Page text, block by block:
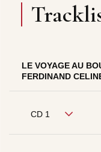
LE VOYAGE AU
FERDINAND
CD 1